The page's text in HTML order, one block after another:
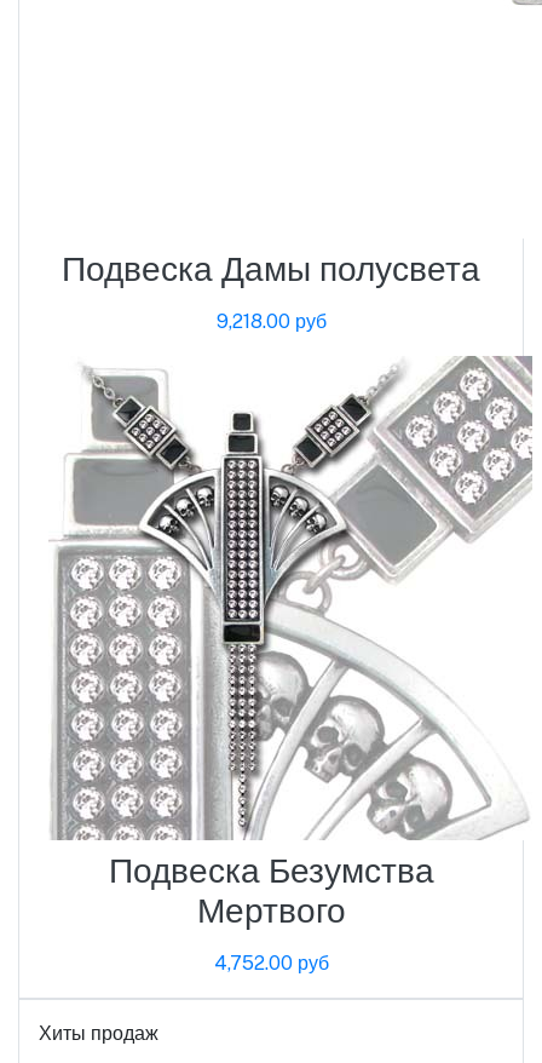
Подвеска Дамы полусвета
9,218.00 руб
Подвеска Безумства
Мертвого
4,752.00 руб
Хиты продаж